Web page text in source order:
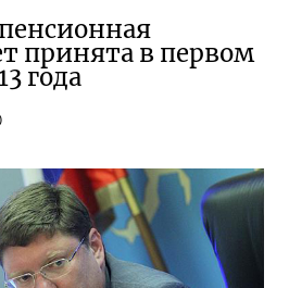
принята в первом
года